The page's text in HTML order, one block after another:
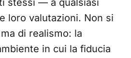
stessi — a qualsiasi
loro valutazioni. Non si
di realismo: la
in cui la fiducia